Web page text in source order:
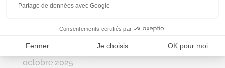
Partage de données avec Google
Consentements certifiés par
Fermer Je choisis OK pour moi
janvier 2026
décembre 2025
novembre 2025
octobre 2025